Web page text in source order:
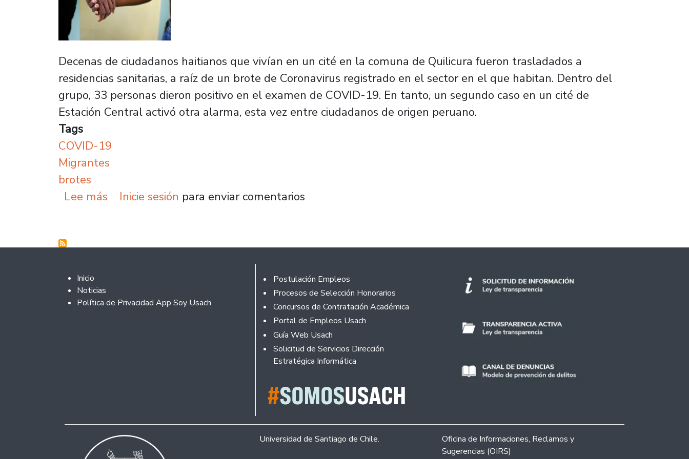
Decenas de ciudadanos haitianos que vivían en un cité en la comuna de Quilicura fueron trasladados a
residencias sanitarias, a raíz de un brote de Coronavirus registrado en el sector en el que habitan. Dentro del
grupo, 33 personas dieron positivo en el examen de COVID-19. En tanto, un segundo caso en un cité de
Estación Central activó otra alarma, esta vez entre ciudadanos de origen peruano.
Tags
COVID-19
Migrantes
brotes
Lee más sobre Expertos Usach afirman que COVID-19 expone precarias condiciones de vida de los migrantes en Chile
Inicie sesión para enviar comentarios
Footer 2
Inicio
Noticias
Política de Privacidad App Soy Usach
Footer
Postulación Empleos
Procesos de Selección Honorarios
Concursos de Contratación Académica
Portal de Empleos Usach
Guía Web Usach
Solicitud de Servicios Dirección
Estratégica Informática
Universidad de Santiago de Chile.
Oficina de Informaciones, Reclamos y
Sugerencias (OIRS)